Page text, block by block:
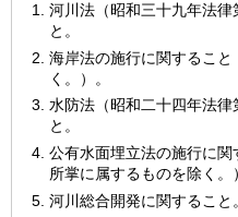
河川法（昭和三十九年法律
と。
海岸法の施行に関するこ
く。）。
水防法（昭和二十四年法
と。
公有水面埋立法の施行に
所掌に属するものを除く。
河川総合開発に関すること。